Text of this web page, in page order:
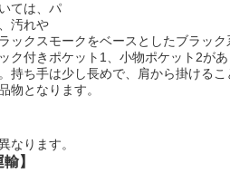
ては、パ
汚れや
クスモークをベースとしたブラッ
ク付きポケット1、小物ポケット2が
持ち手は少し長めで、肩から掛ける
物となります。
なります。
】